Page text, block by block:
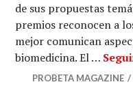
de sus propuestas
premios reconocen a
mejor comunican
biomedicina. El …
PROBETA MAGAZINE